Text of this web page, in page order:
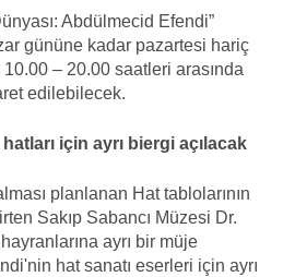
Abdülmecid Efendi”
gününe kadar pazartesi hariç
– 20.00 saatleri arasında
edilebilecek.
için ayrı biergi açılacak
planlanan Hat tablolarının
Sakıp Sabancı Müzesi Dr.
ayrı bir müje
hat sanatı eserleri için ayrı